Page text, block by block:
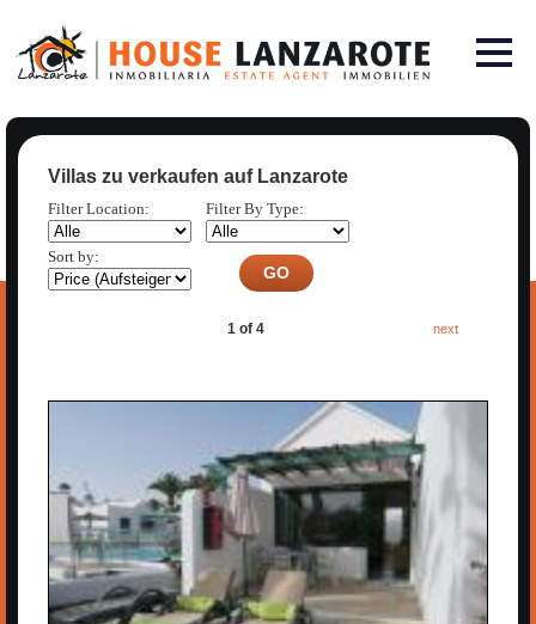
Villas zu verkaufen auf Lanzarote
Filter Location: Filter By Type:
Sort by:
1 of 4 next